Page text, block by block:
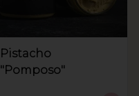
Pistacho
"Pomposo"